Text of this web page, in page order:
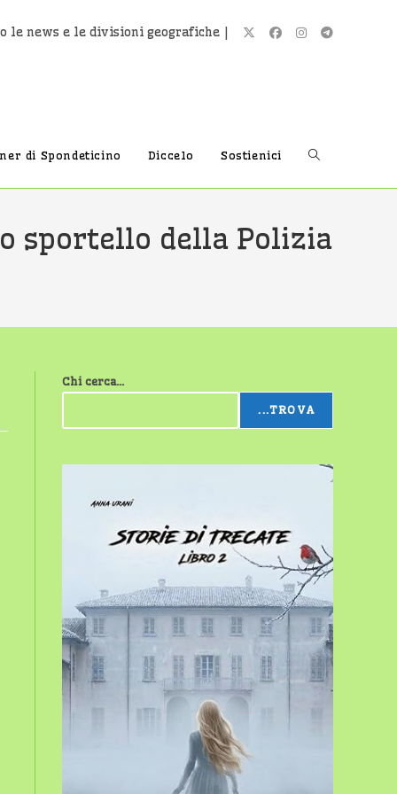
le news e le divisioni geografiche |
di Spondeticino Diccelo Sostienici Attiva/
sito
web
sportello della Polizia
Chi cerca...
...TROVA